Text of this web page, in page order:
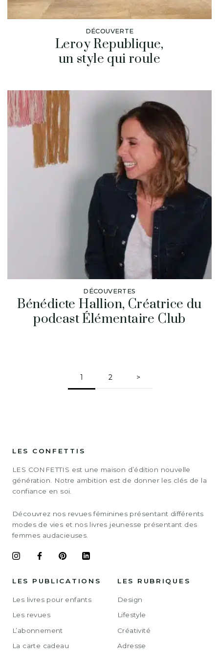
DÉCOUVERTE
Leroy Republique,
un style qui roule
DÉCOUVERTES
Bénédicte Hallion, Créatrice du
podcast Élémentaire Club
1 2 >
LES CONFETTIS
LES CONFETTIS est une maison d’édition nouvelle
génération. Notre ambition est de donner les clés de la
confiance en soi.
Découvrez nos revues féminines présentant différents
modes de vies et nos livres jeunesse présentant des
femmes audacieuses.
LES PUBLICATIONS
Les livres pour enfants
Les revues
L’abonnement
La carte cadeau
LES RUBRIQUES
Design
Lifestyle
Créativité
Adresse